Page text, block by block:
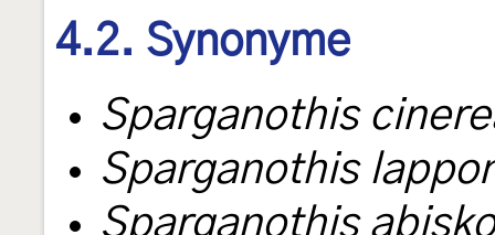
4.2. Synonyme
Sparganothis
Sparganothis
Sparganothis